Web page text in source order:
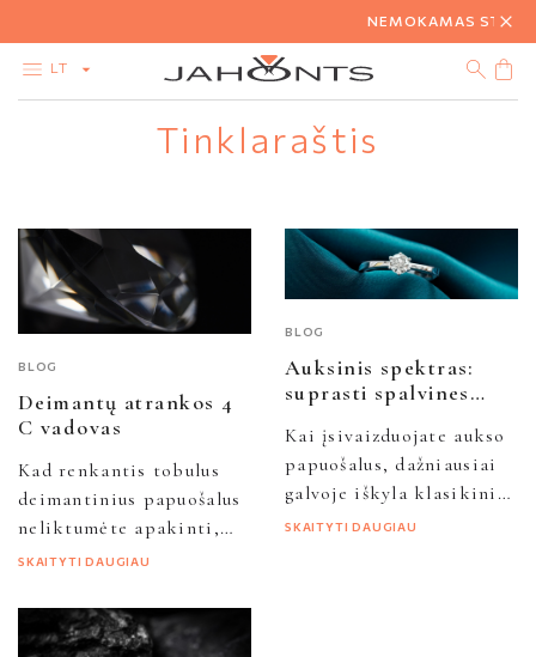
NEMOKAMAS
LT
SIDABRAS
BIŽUTERIJA
Tinklaraštis
BLOG
Deimantų atrankos 4
C vadovas
Kad renkantis tobulus
deimantinius papuošalus
neliktumėte apakinti,
susipažinkite su
standartinėmis išvaizdos
ir vertės
SKAITYTI DAUGIAU
BLOG
Auksinis spektras:
suprasti spalvines
Kai įsivaizduojate aukso
papuošalus, dažniausiai
galvoje iškyla klasikinis
geltonas atspalvis, nes
SKAITYTI DAUGIAU